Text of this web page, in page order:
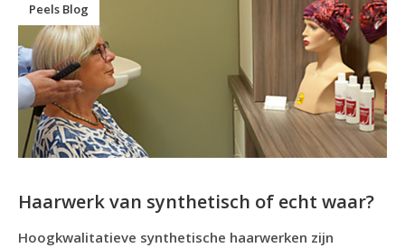
Peels Blog
Haarwerk van synthetisch of echt waar?
Hoogkwalitatieve synthetische haarwerken zijn